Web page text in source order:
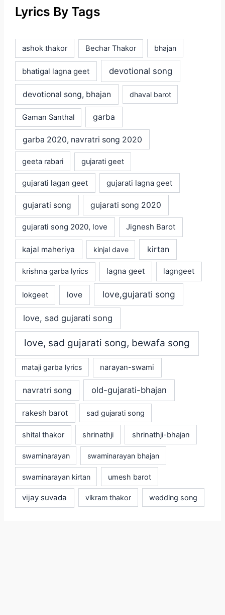
Lyrics By Tags
ashok thakor Bechar Thakor bhajan
bhatigal lagna geet devotional song
devotional song, bhajan dhaval barot
Gaman Santhal garba
garba 2020, navratri song 2020
geeta rabari gujarati geet
gujarati lagan geet gujarati lagna geet
gujarati song gujarati song 2020
gujarati song 2020, love Jignesh Barot
kajal maheriya kinjal dave kirtan
krishna garba lyrics lagna geet lagngeet
lokgeet love love,gujarati song
love, sad gujarati song
love, sad gujarati song, bewafa song
mataji garba lyrics narayan-swami
navratri song old-gujarati-bhajan
rakesh barot sad gujarati song
shital thakor shrinathji shrinathji-bhajan
swaminarayan swaminarayan bhajan
swaminarayan kirtan umesh barot
vijay suvada vikram thakor wedding song